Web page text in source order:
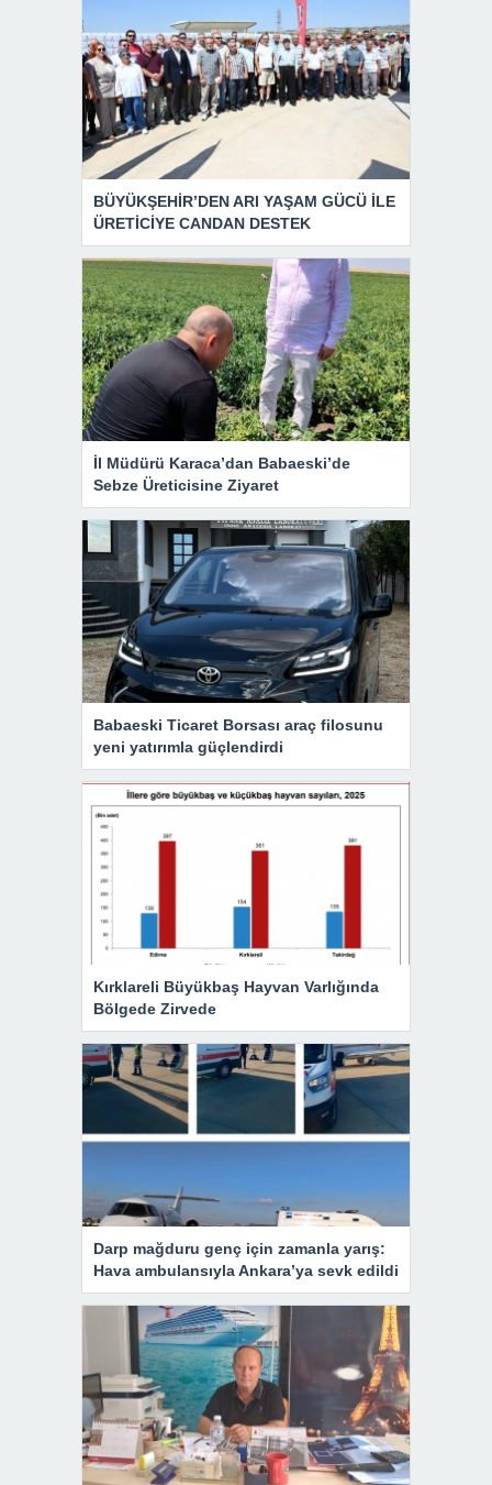
BÜYÜKŞEHİR’DEN ARI YAŞAM GÜCÜ İLE
ÜRETİCİYE CANDAN DESTEK
İl Müdürü Karaca’dan Babaeski’de
Sebze Üreticisine Ziyaret
Babaeski Ticaret Borsası araç filosunu
yeni yatırımla güçlendirdi
Kırklareli Büyükbaş Hayvan Varlığında
Bölgede Zirvede
Darp mağduru genç için zamanla yarış:
Hava ambulansıyla Ankara’ya sevk edildi